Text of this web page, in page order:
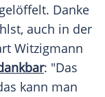
Danke
auch in der
Witzigmann
: "Das
kann man